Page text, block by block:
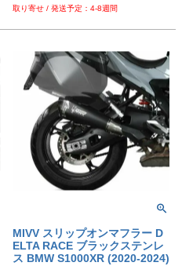
4-8週間
MIVV スリップオンマフラー D
ELTA RACE ブラックステンレ
ス BMW S1000XR (2020-2024)